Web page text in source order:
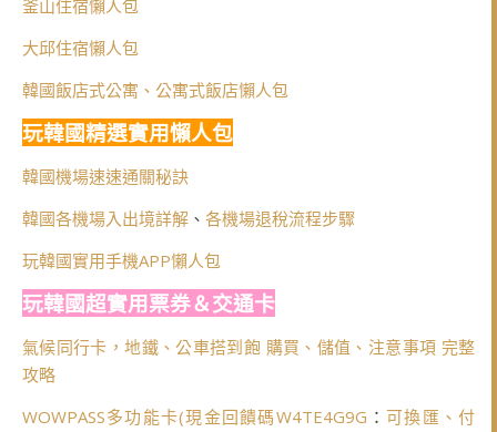
釜山住宿懶人包
大邱住宿懶人包
韓國飯店式公寓、公寓式飯店懶人包
玩韓國精選實用懶人包
韓國機場速速通關秘訣
韓國各機場入出境詳解 、 各機場退稅流程步驟
玩韓國實用手機APP懶人包
玩韓國超實用票券＆交通卡
氣候同行卡，地鐵、公車搭到飽 購買、儲值、注意事項 完整
攻略
WOWPASS多功能卡(現金回饋碼W4TE4G9G ：可換匯、付